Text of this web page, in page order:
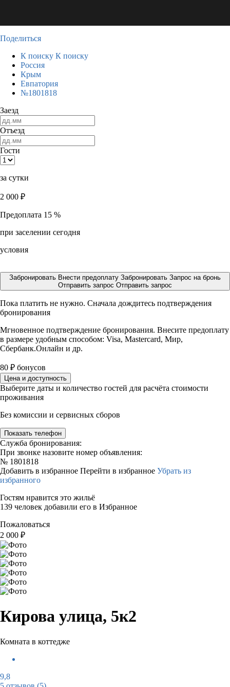
Поделиться
К поиску К поиску
Россия
Крым
Евпатория
№1801818
Заезд
Отъезд
Гости
за сутки
2 000 ₽
Предоплата 15 %
при заселении сегодня
условия
Забронировать Внести предоплату Забронировать Запрос на бронь
Отправить запрос Отправить запрос
Пока платить не нужно. Сначала дождитесь подтверждения
бронирования
Мгновенное подтверждение бронирования. Внесите предоплату
в размере удобным способом: Visa, Mastercard, Мир,
Сбербанк.Онлайн и др.
80 ₽ бонусов
Цена и доступность
Выберите даты и количество гостей для расчёта стоимости
проживания
Без комиссии и сервисных сборов
Показать телефон
Служба бронирования:
При звонке назовите номер объявления:
№ 1801818
Добавить в избранное Перейти в избранное Убрать из
избранного
Гостям нравится это жильё
139 человек добавили его в Избранное
Пожаловаться
2 000 ₽
Кирова улица, 5к2
Комната в коттедже
9,8